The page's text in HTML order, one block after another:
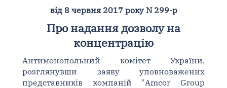
від 8 червня 2017 року N 299-р
Про надання дозволу на
концентрацію
Антимонопольний комітет України,
розглянувши заяву уповноважених
представників компаній "Amcor Group